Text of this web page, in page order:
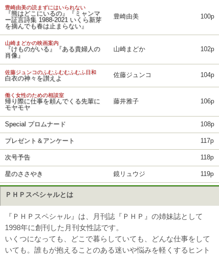
豊崎由美の読まずにはいられない
『熊はどこにいるの』『ミャンマ
ー証言詩集 1988‐2021 いくら新芽
を摘んでも春は止まらない』
豊崎由美 100p
山崎まどかの映画案内
『けものがいる』『ある貴婦人の
肖像』
山崎まどか 102p
佐藤ジュンコのふむふむむふむふ日和
白衣の神々を讃えよ 佐藤ジュンコ 104p
働く女性のための相談室
帰り際に仕事を頼んでくる先輩に
モヤモヤ
藤井雅子 106p
Special プロムナード 108p
プレゼント＆アンケート 117p
次号予告 118p
星のささやき 鏡リュウジ 119p
ＰＨＰスペシャルとは
『ＰＨＰスペシャル』は、月刊誌『ＰＨＰ』の姉妹誌として
1998年に創刊した月刊女性誌です。
いくつになっても、どこで暮らしていても、どんな仕事をして
いても。誰もが抱えることのある迷いや悩みを軽くするヒント